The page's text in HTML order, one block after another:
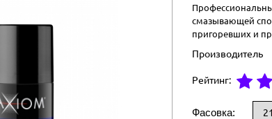
смазывающей
пригоревших и
Производитель
Рейтинг:
Фасовка: